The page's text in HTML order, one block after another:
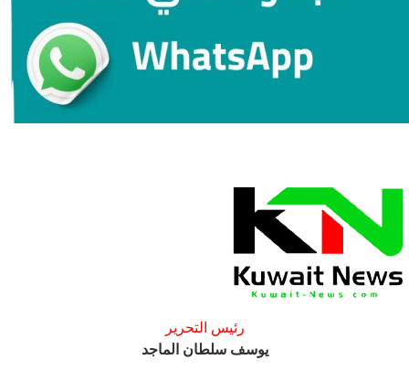
رئيس التحرير
يوسف سلطان الماجد